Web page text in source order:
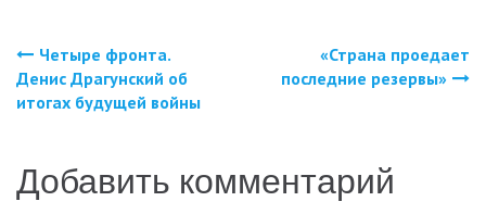
Навигация
записям
Четыре фронта.
Денис Драгунский об
итогах будущей войны
«Страна проедает
последние резервы»
Добавить комментарий